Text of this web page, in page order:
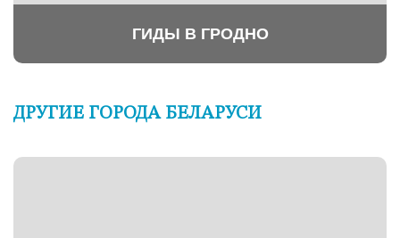
ГИДЫ В ГРОДНО
ДРУГИЕ ГОРОДА БЕЛАРУСИ